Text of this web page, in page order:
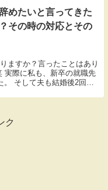
めたいと言ってきた
その時の対応とその
ますか？言ったことはあり
実際に私も、新卒の就職先
そして夫も結婚後2回の
ク